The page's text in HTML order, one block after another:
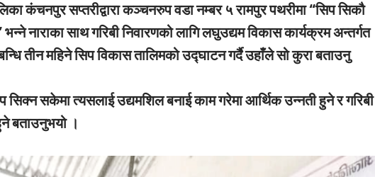
कंचनपुर सप्तरीद्वारा कञ्चनरुप वडा नम्बर ५ रामपुर पथरीमा “सिप सिकौ
भन्ने नाराका साथ गरिबी निवारणको लागि लघुउद्यम विकास कार्यक्रम अन्तर्गत
तीन महिने सिप विकास तालिमको उद्घाटन गर्दै उहाँले सो कुरा बताउनु
सिक्न सकेमा त्यसलाई उद्यमशिल बनाई काम गरेमा आर्थिक उन्नती हुने र गरिबी
बताउनुभयो ।